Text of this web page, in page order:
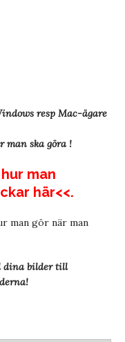
resp Mac-ägare
man ska göra !
man
här<<.
man gör när man
dina bildertill